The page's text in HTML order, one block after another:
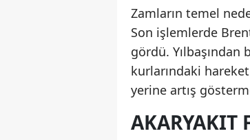
Zamların temel
Son işlemlerde
gördü.
kurlarındaki
yerine artış
AKARYAKIT